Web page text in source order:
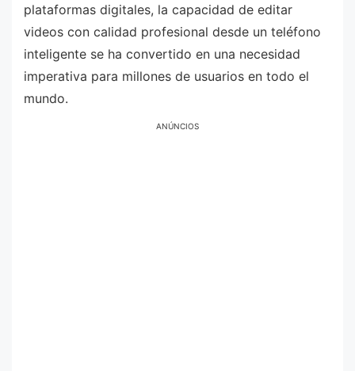
plataformas digitales, la capacidad de editar
videos con calidad profesional desde un teléfono
inteligente se ha convertido en una necesidad
imperativa para millones de usuarios en todo el
mundo.
ANÚNCIOS